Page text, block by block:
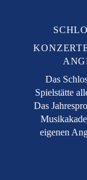
Das
Spielstätte
Das
eigenen